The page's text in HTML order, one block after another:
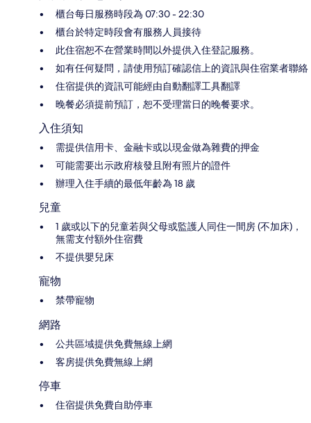
櫃台每日服務時段為 07:30 - 22:30
櫃台於特定時段會有服務人員接待
此住宿恕不在營業時間以外提供入住登記服務。
如有任何疑問，請使用預訂確認信上的資訊與住宿業者聯絡
住宿提供的資訊可能經由自動翻譯工具翻譯
晚餐必須提前預訂，恕不受理當日的晚餐要求。
入住須知
需提供信用卡、金融卡或以現金做為雜費的押金
可能需要出示政府核發且附有照片的證件
辦理入住手續的最低年齡為 18 歲
兒童
1 歲或以下的兒童若與父母或監護人同住一間房 (不加床)，
無需支付額外住宿費
不提供嬰兒床
寵物
禁帶寵物
網路
公共區域提供免費無線上網
客房提供免費無線上網
停車
住宿提供免費自助停車